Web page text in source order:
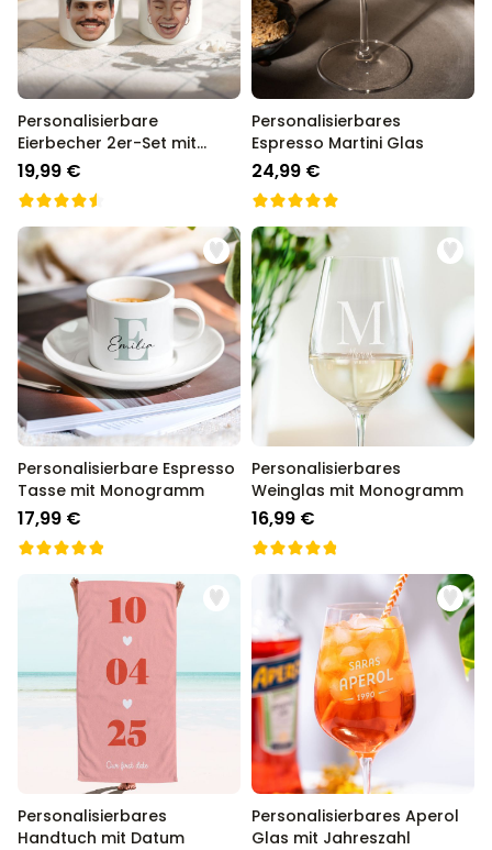
Personalisierbare
Eierbecher 2er-Set mit
Gesicht
19,99 €
Personalisierbares
Espresso Martini Glas
24,99 €
Personalisierbare Espresso
Tasse mit Monogramm
17,99 €
Personalisierbares
Weinglas mit Monogramm
16,99 €
Personalisierbares
Handtuch mit Datum
Personalisierbares Aperol
Glas mit Jahreszahl